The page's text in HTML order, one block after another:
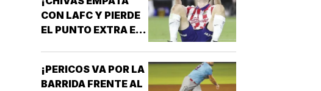
CON LAFC Y PIERDE
EL PUNTO EXTRA EN
¡PERICOS VA POR LA
BARRIDA FRENTE AL